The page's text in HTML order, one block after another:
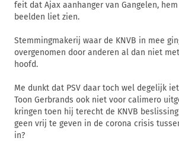
feit dat Ajax aanhanger van Gangelen,
beelden liet zien.
Stemmingmakerij waar de KNVB in mee
overgenomen door anderen al dan niet
hoofd.
Me dunkt dat PSV daar toch wel degelijk
Toon Gerbrands ook niet voor calimero
kringen toen hij terecht de KNVB
geen vrij te geven in de corona crisis
in?